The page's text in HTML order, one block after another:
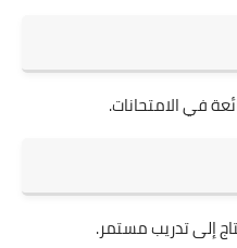
في الامتحانات.
إلى تدريب مستمر.